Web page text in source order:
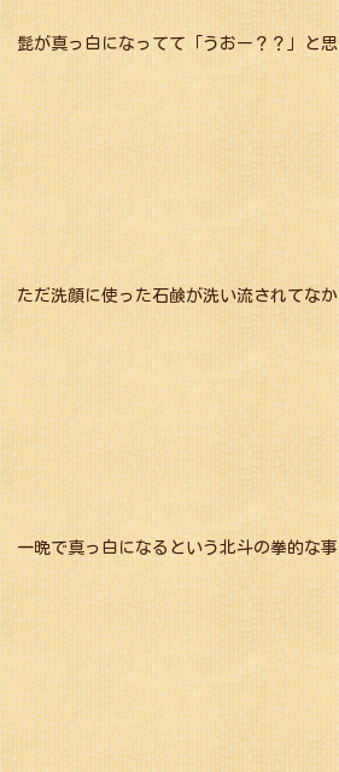
髭が真っ白になってて「うおー？？」と
ただ洗顔に使った石鹸が洗い流されてな
一晩で真っ白になるという北斗の拳的な事